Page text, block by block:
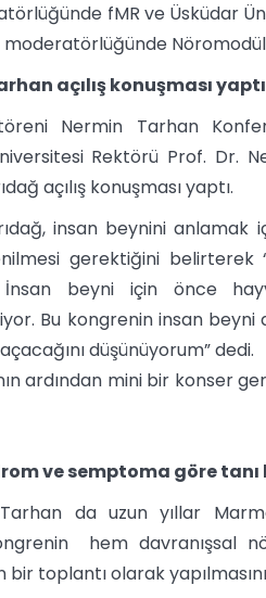
fMR ve Üsküdar
moderatörlüğünde
açılış konuşması yaptı
Nermin Tarhan
Rektörü Prof. Dr.
açılış konuşması yaptı.
insan beynini anlamak
gerektiğini belirterek
beyni için önce
Bu kongrenin insan beyni
düşünüyorum” dedi.
ardından mini bir konser
ve semptoma göre
da uzun yıllar
hem davranışsal
bir toplantı olarak